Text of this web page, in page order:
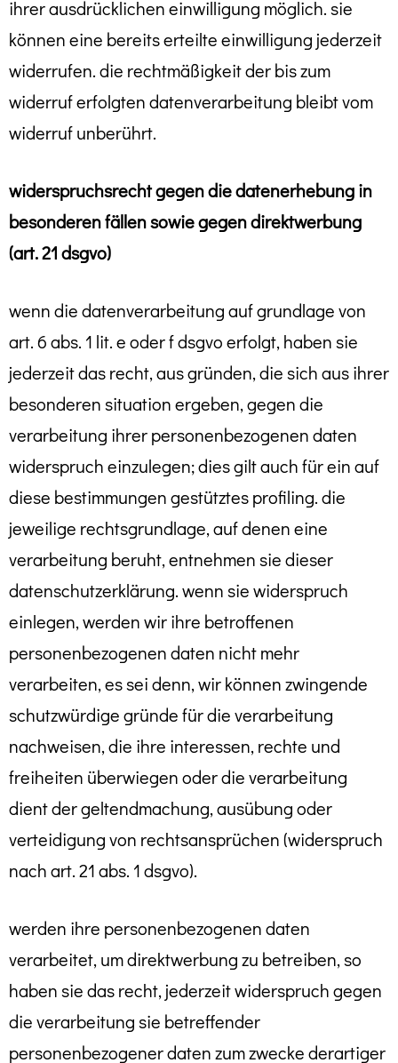
ihrer ausdrücklichen einwilligung möglich. sie
können eine bereits erteilte einwilligung jederzeit
widerrufen. die rechtmäßigkeit der bis zum
widerruf erfolgten datenverarbeitung bleibt vom
widerruf unberührt.
widerspruchsrecht gegen die datenerhebung in
besonderen fällen sowie gegen direktwerbung
(art. 21 dsgvo)
wenn die datenverarbeitung auf grundlage von
art. 6 abs. 1 lit. e oder f dsgvo erfolgt, haben sie
jederzeit das recht, aus gründen, die sich aus ihrer
besonderen situation ergeben, gegen die
verarbeitung ihrer personenbezogenen daten
widerspruch einzulegen; dies gilt auch für ein auf
diese bestimmungen gestütztes profiling. die
jeweilige rechtsgrundlage, auf denen eine
verarbeitung beruht, entnehmen sie dieser
datenschutzerklärung. wenn sie widerspruch
einlegen, werden wir ihre betroffenen
personenbezogenen daten nicht mehr
verarbeiten, es sei denn, wir können zwingende
schutzwürdige gründe für die verarbeitung
nachweisen, die ihre interessen, rechte und
freiheiten überwiegen oder die verarbeitung
dient der geltendmachung, ausübung oder
verteidigung von rechtsansprüchen (widerspruch
nach art. 21 abs. 1 dsgvo).
werden ihre personenbezogenen daten
verarbeitet, um direktwerbung zu betreiben, so
haben sie das recht, jederzeit widerspruch gegen
die verarbeitung sie betreffender
personenbezogener daten zum zwecke derartiger